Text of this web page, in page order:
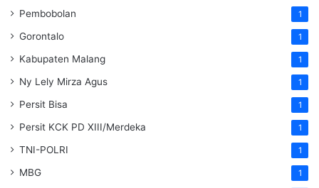
Pembobolan 1
Gorontalo 1
Kabupaten Malang 1
Ny Lely Mirza Agus 1
Persit Bisa 1
Persit KCK PD XIII/Merdeka 1
TNI-POLRI 1
MBG 1